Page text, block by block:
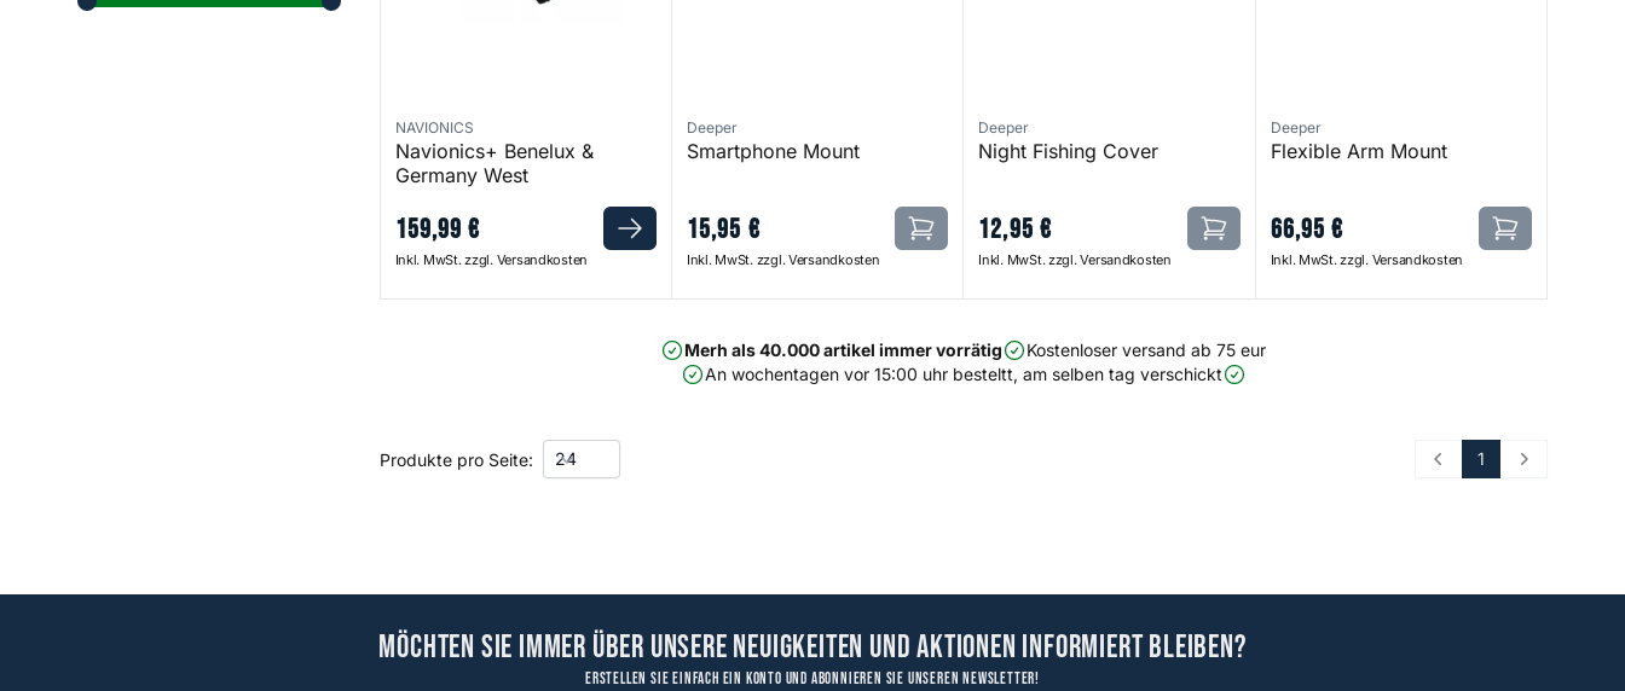
range slider button range slider button
NAVIONICS
Navionics+ Benelux &
Germany West
159,99 €
Inkl. MwSt. zzgl. Versandkosten
Deeper
Smartphone Mount
15,95 €
Inkl. MwSt. zzgl. Versandkosten
Deeper
Night Fishing Cover
12,95 €
Inkl. MwSt. zzgl. Versandkosten
Deeper
Flexible Arm Mount
66,95 €
Inkl. MwSt. zzgl. Versandkosten
Merh als 40.000 artikel immer vorrätig
Kostenloser versand ab 75 eur
An wochentagen vor 15:00 uhr besteltt, am selben tag verschickt
Produkte pro Seite: Prev 1 Next
Möchten Sie immer über unsere Neuigkeiten und Aktionen informiert bleiben?
Erstellen Sie einfach ein Konto und abonnieren Sie unseren Newsletter!